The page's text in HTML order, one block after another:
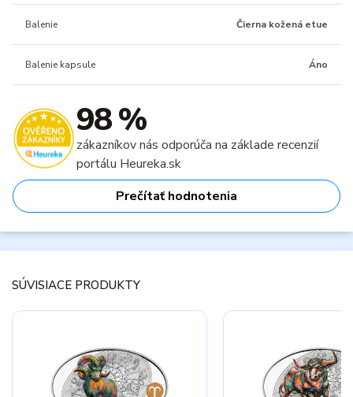
Balenie Čierna kožená etue
Balenie kapsule Áno
98 %
zákazníkov nás odporúča na základe recenzií
portálu Heureka.sk
Prečítať hodnotenia
SÚVISIACE PRODUKTY